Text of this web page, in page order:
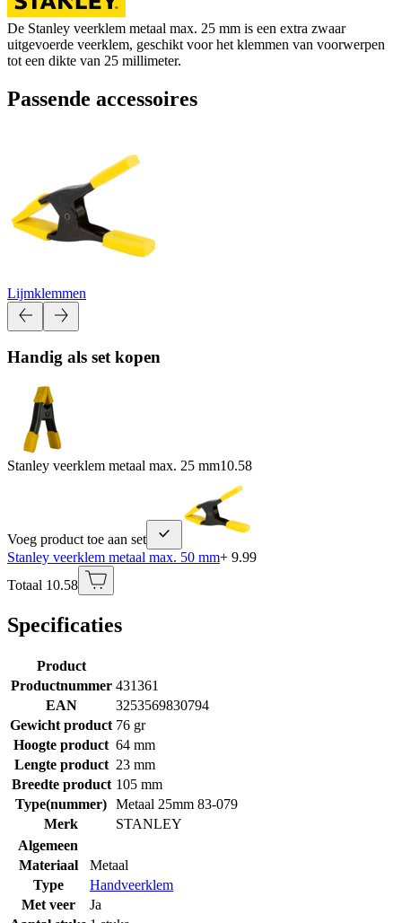
De Stanley veerklem metaal max. 25 mm is een extra zwaar
uitgevoerde veerklem, geschikt voor het klemmen van voorwerpen
tot een dikte van 25 millimeter.
Passende accessoires
Lijmklemmen
Handig als set kopen
Stanley veerklem metaal max. 25 mm10.58
Voeg product toe aan set
Stanley veerklem metaal max. 50 mm+ 9.99
Totaal 10.58
Specificaties
Product
Productnummer 431361
EAN
3253569830794
Gewicht product 76 gr
Hoogte product 64 mm
Lengte product 23 mm
Breedte product 105 mm
Type(nummer) Metaal 25mm 83-079
Merk
STANLEY
Algemeen
Materiaal
Metaal
Type
Handveerklem
Met veer
Ja